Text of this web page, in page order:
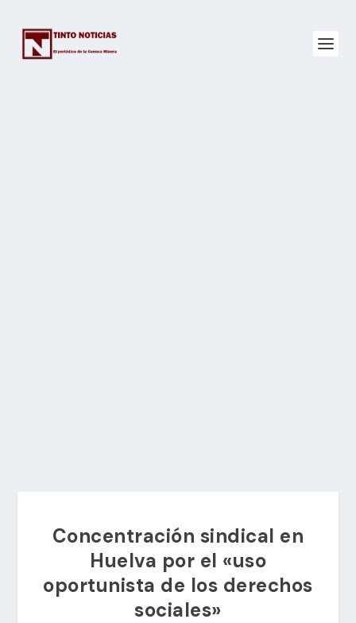
Concentración sindical en
Huelva por el «uso
oportunista de los derechos
sociales»